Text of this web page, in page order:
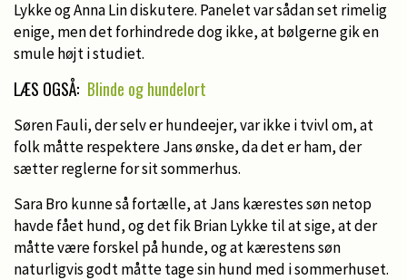
Lykke og Anna Lin diskutere. Panelet var sådan set rimelig
enige, men det forhindrede dog ikke, at bølgerne gik en
smule højt i studiet.
LÆS OGSÅ: Blinde og hundelort
Søren Fauli, der selv er hundeejer, var ikke i tvivl om, at
folk måtte respektere Jans ønske, da det er ham, der
sætter reglerne for sit sommerhus.
Sara Bro kunne så fortælle, at Jans kærestes søn netop
havde fået hund, og det fik Brian Lykke til at sige, at der
måtte være forskel på hunde, og at kærestens søn
naturligvis godt måtte tage sin hund med i sommerhuset.